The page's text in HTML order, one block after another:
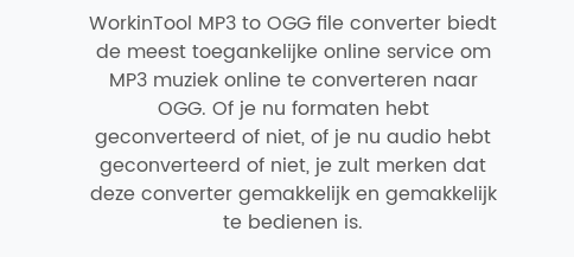
WorkinTool MP3 to OGG file converter biedt
de meest toegankelijke online service om
MP3 muziek online te converteren naar
OGG. Of je nu formaten hebt
geconverteerd of niet, of je nu audio hebt
geconverteerd of niet, je zult merken dat
deze converter gemakkelijk en gemakkelijk
te bedienen is.